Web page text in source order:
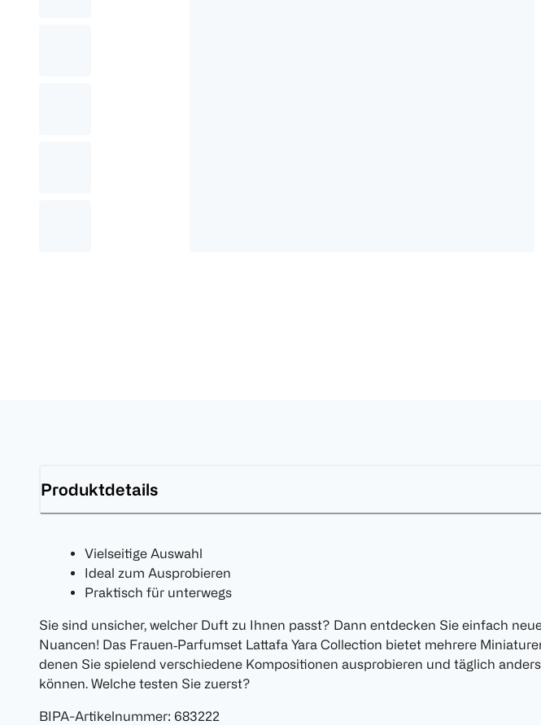
Produktdetails
Vielseitige Auswahl
Ideal zum Ausprobieren
Praktisch für unterwegs
Sie sind unsicher, welcher Duft zu Ihnen passt? Dann entdecken Sie einfach
Nuancen! Das Frauen‑Parfumset Lattafa Yara Collection bietet mehrere
denen Sie spielend verschiedene Kompositionen ausprobieren und täglich
können. Welche testen Sie zuerst?
BIPA-Artikelnummer: 683222